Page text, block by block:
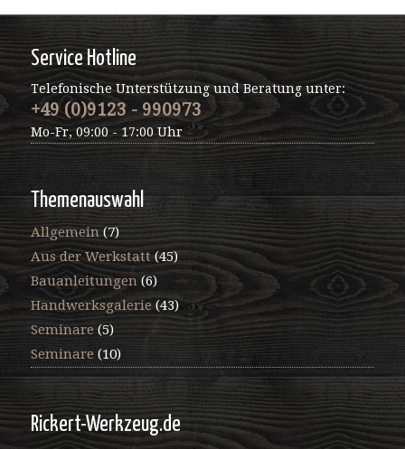
Service Hotline
Telefonische Unterstützung und Beratung unter:
+49 (0)9123 - 990973
Mo-Fr, 09:00 - 17:00 Uhr
Themenauswahl
Allgemein(7)
Aus der Werkstatt(45)
Bauanleitungen(6)
Handwerksgalerie(43)
Seminare (5)
Seminare(10)
Rickert-Werkzeug.de